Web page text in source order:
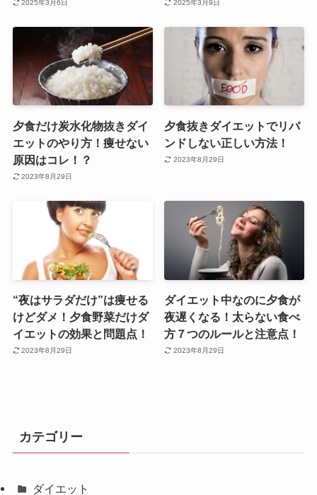
2025年3月6日 2025年3月9日
夕食だけ炭水化物抜きダイ
エットのやり方！痩せない
原因はコレ！？
2023年8月29日
夕食抜きダイエットでリバ
ンドしない正しい方法！
2023年8月29日
“夜はサラダだけ”は痩せる
けどダメ！夕食野菜だけダ
イエットの効果と問題点！
2023年8月29日
ダイエット中なのに夕食が
夜遅くなる！太らない食べ
方７つのルールと注意点！
2023年8月29日
カテゴリー
ダイエット